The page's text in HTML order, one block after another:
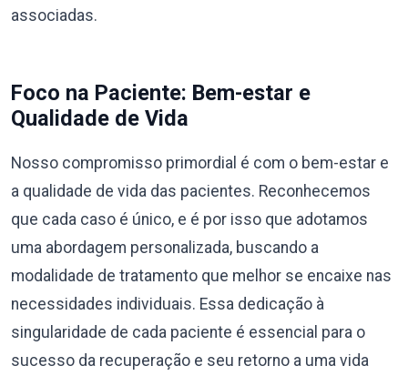
associadas.
Foco na Paciente: Bem-estar e
Qualidade de Vida
Nosso compromisso primordial é com o bem-estar e
a qualidade de vida das pacientes. Reconhecemos
que cada caso é único, e é por isso que adotamos
uma abordagem personalizada, buscando a
modalidade de tratamento que melhor se encaixe nas
necessidades individuais. Essa dedicação à
singularidade de cada paciente é essencial para o
sucesso da recuperação e seu retorno a uma vida